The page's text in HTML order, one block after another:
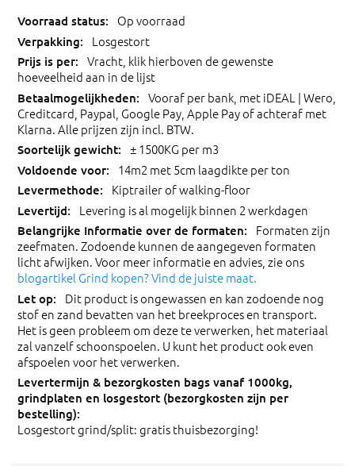
Op voorraad
Losgestort
Vracht, klik hierboven de gewenste
hoeveelheid aan in de lijst
Vooraf per bank, met iDEAL | Wero,
Creditcard, Paypal, Google Pay, Apple Pay of achteraf met
Klarna. Alle prijzen zijn incl. BTW.
± 1500KG per m3
14m2 met 5cm laagdikte per ton
Kiptrailer of walking-floor
Levering is al mogelijk binnen 2 werkdagen
Formaten zijn
zeefmaten. Zodoende kunnen de aangegeven formaten
licht afwijken. Voor meer informatie en advies, zie ons
blogartikel Grind kopen? Vind de juiste maat.
Dit product is ongewassen en kan zodoende nog
stof en zand bevatten van het breekproces en transport.
Het is geen probleem om deze te verwerken, het materiaal
zal vanzelf schoonspoelen. U kunt het product ook even
afspoelen voor het verwerken.
Losgestort grind/split: gratis thuisbezorging!